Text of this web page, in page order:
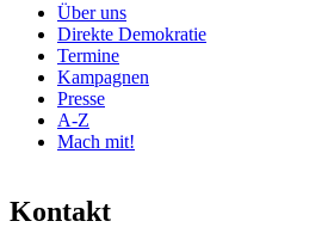
Über uns
Direkte Demokratie
Termine
Kampagnen
Presse
A-Z
Mach mit!
Kontakt